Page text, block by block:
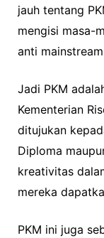
jauh tentang
mengisi masa-
anti
Jadi PKM
Kementerian
ditujukan
Diploma
kreativitas
mereka
PKM ini juga